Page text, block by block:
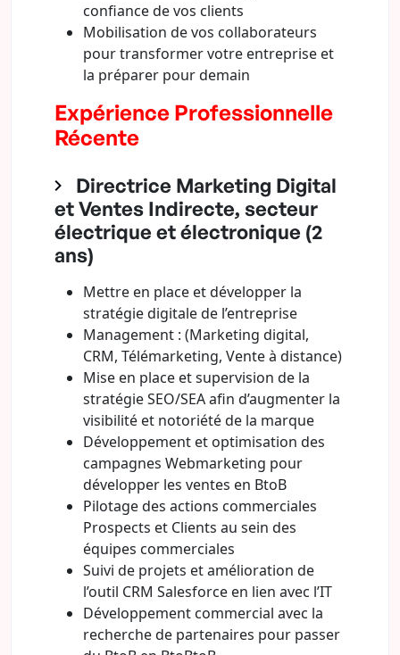
confiance de vos clients
Mobilisation de vos collaborateurs
pour transformer votre entreprise et
la préparer pour demain
Expérience Professionnelle
Récente
Directrice Marketing Digital
et Ventes Indirecte, secteur
électrique et électronique (2
ans)
Mettre en place et développer la
stratégie digitale de l’entreprise
Management : (Marketing digital,
CRM, Télémarketing, Vente à distance)
Mise en place et supervision de la
stratégie SEO/SEA afin d’augmenter la
visibilité et notoriété de la marque
Développement et optimisation des
campagnes Webmarketing pour
développer les ventes en BtoB
Pilotage des actions commerciales
Prospects et Clients au sein des
équipes commerciales
Suivi de projets et amélioration de
l’outil CRM Salesforce en lien avec l’IT
Développement commercial avec la
recherche de partenaires pour passer